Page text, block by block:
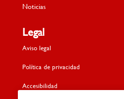
Noticias
Legal
Aviso legal
Política de privacidad
Accesibilidad